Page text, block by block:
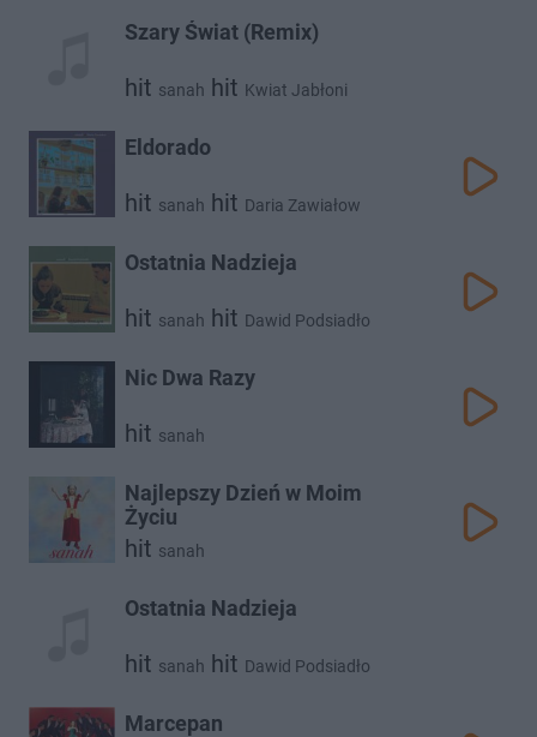
Szary Świat (Remix)
hit sanah hit Kwiat Jabłoni
Eldorado
hit sanah hit Daria Zawiałow
Ostatnia Nadzieja
hit sanah hit Dawid Podsiadło
Nic Dwa Razy
hit sanah
Najlepszy Dzień w Moim
Życiu
hit sanah
Ostatnia Nadzieja
hit sanah hit Dawid Podsiadło
Marcepan